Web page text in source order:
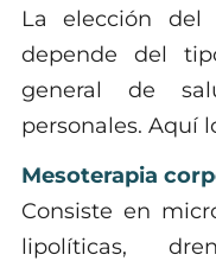
La elección del
depende del
general de
personales. Aquí
Mesoterapia
Consiste en
lipolíticas,